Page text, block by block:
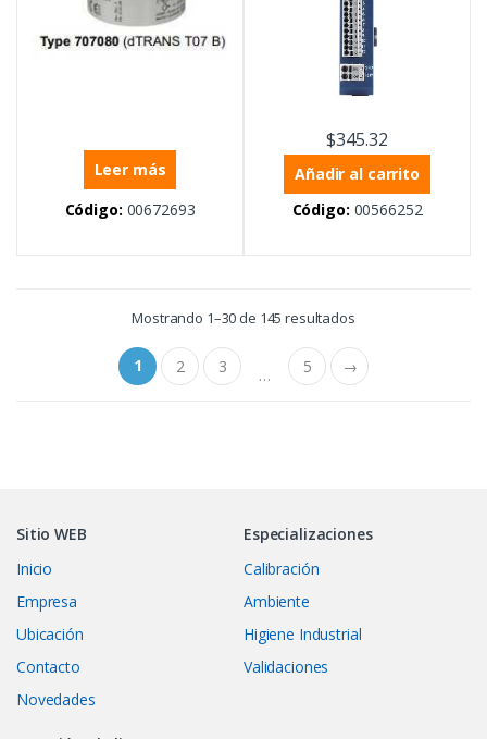
Leer más
Código: 00672693
$345.32
Añadir al carrito
Código: 00566252
Mostrando 1–30 de 145 resultados
1 2 3 … 5 →
Sitio WEB
Inicio
Empresa
Ubicación
Contacto
Novedades
Especializaciones
Calibración
Ambiente
Higiene Industrial
Validaciones